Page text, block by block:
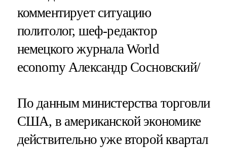
комментирует ситуацию
политолог, шеф-редактор
немецкого журнала World
economy Александр Сосновский/
По данным министерства торговли
США, в американской экономике
действительно уже второй квартал